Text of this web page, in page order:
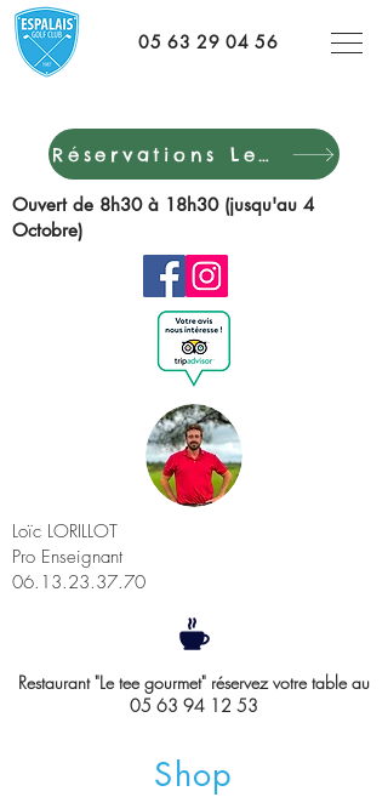
05 63 29 04 56
Réservations LeClub Golf
Ouvert de 8h30 à 18h30 (jusqu'au 4
Octobre)
Loïc LORILLOT
Pro Enseignant
06.13.23.37.70
Restaurant "Le tee gourmet" réservez votre table au
05 63 94 12 53
Shop